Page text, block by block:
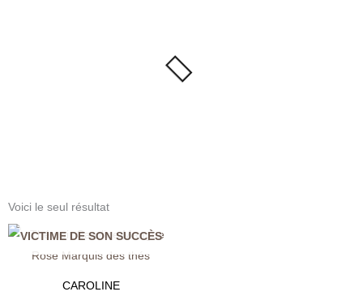
Voici le seul résultat
VICTIME DE SON SUCCÈS
CAROLINE